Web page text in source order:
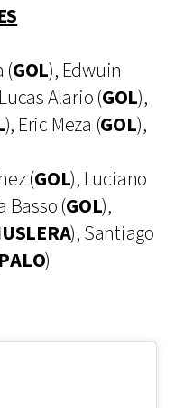
(GOL), Edwuin
Alario (GOL),
), Eric Meza (GOL),
(GOL), Luciano
Basso (GOL),
), Santiago
)